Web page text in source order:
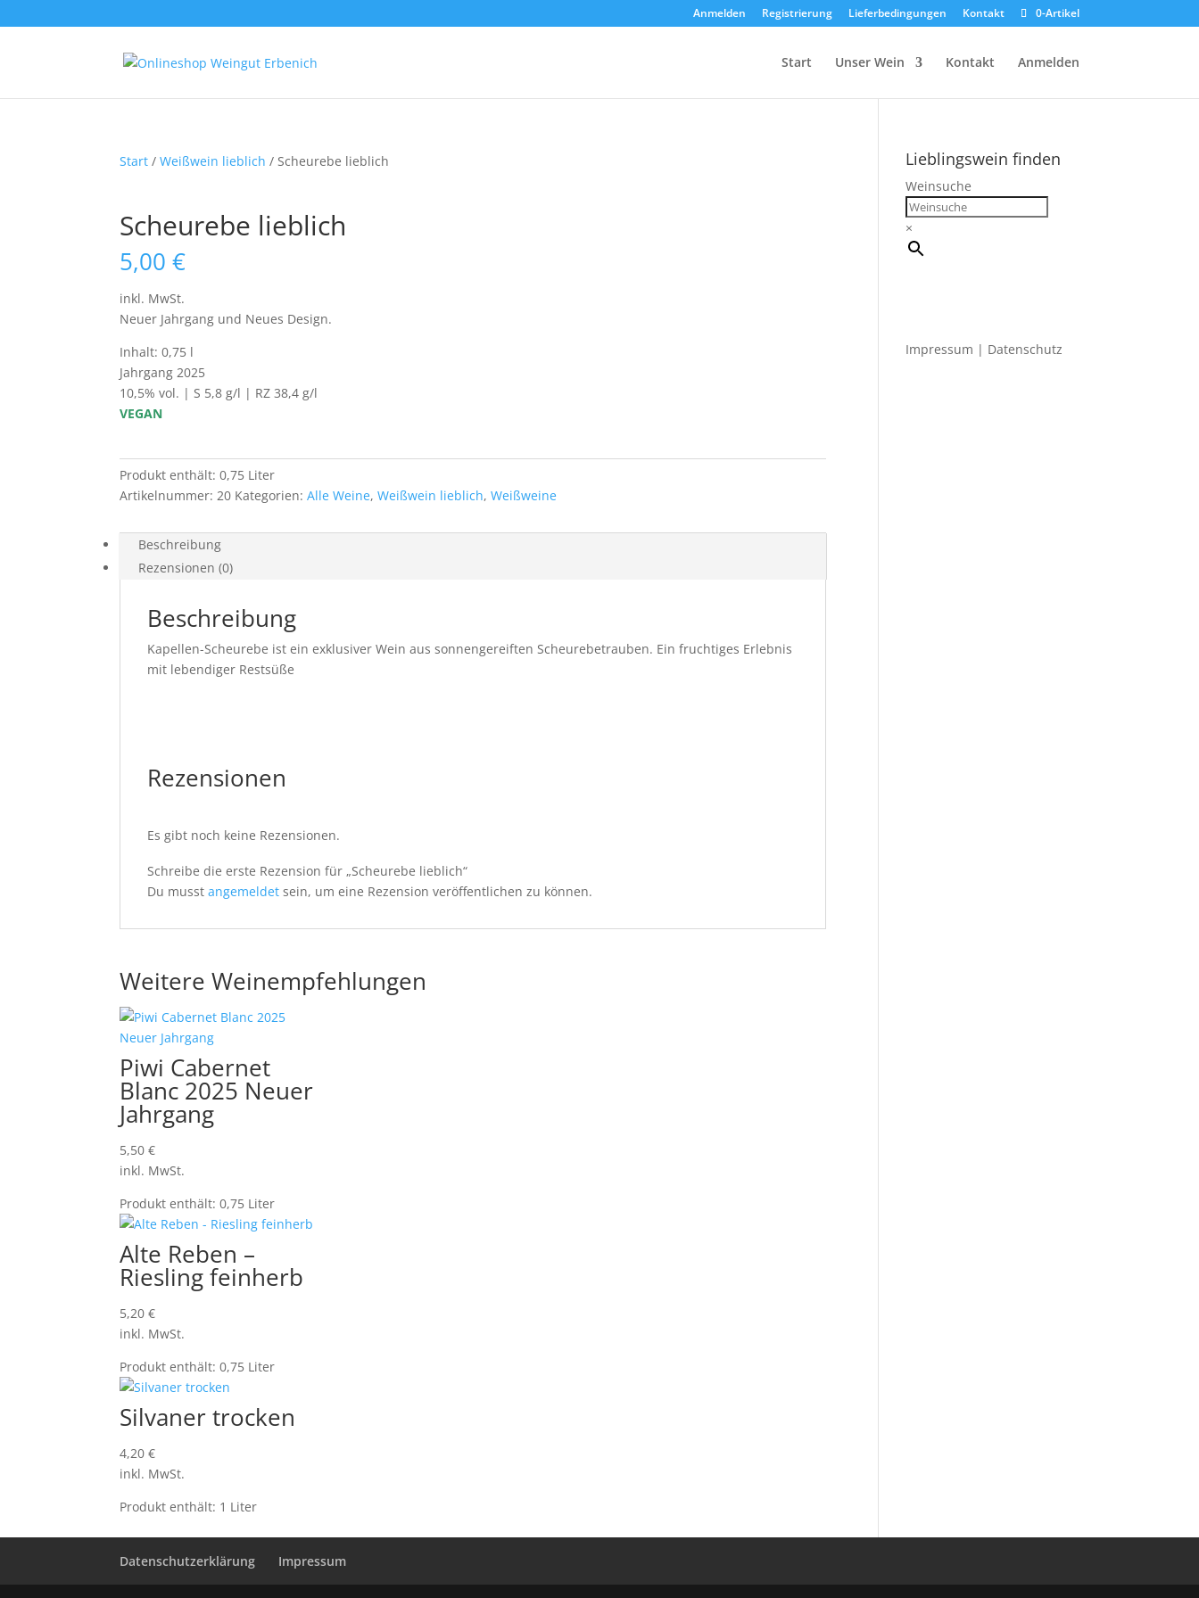
Anmelden Registrierung Lieferbedingungen Kontakt 0-Artikel
Start Unser Wein Kontakt Anmelden
Start /Weißwein lieblich / Scheurebe lieblich
Scheurebe lieblich
5,00€
inkl. MwSt.
Neuer Jahrgang und Neues Design.
Inhalt: 0,75 l
Jahrgang 2025
10,5% vol. | S 5,8 g/l | RZ 38,4 g/l
VEGAN
Produkt enthält: 0,75 Liter
Artikelnummer:20 Kategorien:Alle Weine,Weißwein lieblich,Weißweine
Beschreibung
Rezensionen (0)
Beschreibung
Kapellen-Scheurebe ist ein exklusiver Wein aus sonnengereiften Scheurebetrauben. Ein fruchtiges Erlebnis
mit lebendiger Restsüße
Rezensionen
Es gibt noch keine Rezensionen.
Schreibe die erste Rezension für „Scheurebe lieblich“
Du musstangemeldet sein, um eine Rezension veröffentlichen zu können.
Weitere Weinempfehlungen
Piwi Cabernet
Blanc 2025 Neuer
Jahrgang
5,50€
inkl. MwSt.
Produkt enthält: 0,75 Liter
Alte Reben –
Riesling feinherb
5,20€
inkl. MwSt.
Produkt enthält: 0,75 Liter
Silvaner trocken
4,20€
inkl. MwSt.
Produkt enthält: 1 Liter
Lieblingswein finden
Weinsuche
×
Impressum | Datenschutz
Datenschutzerklärung Impressum